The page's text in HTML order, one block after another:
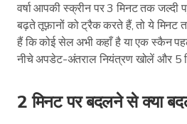
वर्षा आपकी स्क्रीन पर 3 मिनट तक
बढ़ते तूफ़ानों को ट्रैक करते हैं, तो ये
हैं कि कोई सेल अभी कहाँ है या एक स्कैन
नीचे अपडेट-अंतराल नियंत्रण खोलें और 5
2 मिनट पर बदलने से क्या